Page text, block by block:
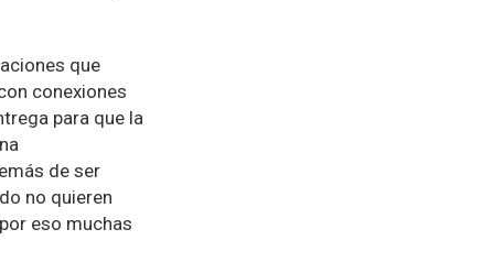
que
conexiones
para que la
de ser
no quieren
eso muchas